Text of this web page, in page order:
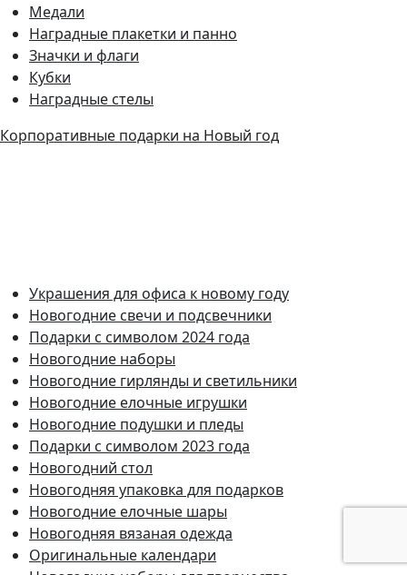
Медали
Наградные плакетки и панно
Значки и флаги
Кубки
Наградные стелы
Корпоративные подарки на Новый год
Украшения для офиса к новому году
Новогодние свечи и подсвечники
Подарки с символом 2024 года
Новогодние наборы
Новогодние гирлянды и светильники
Новогодние елочные игрушки
Новогодние подушки и пледы
Подарки с символом 2023 года
Новогодний стол
Новогодняя упаковка для подарков
Новогодние елочные шары
Новогодняя вязаная одежда
Оригинальные календари